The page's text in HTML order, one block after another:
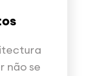
não se